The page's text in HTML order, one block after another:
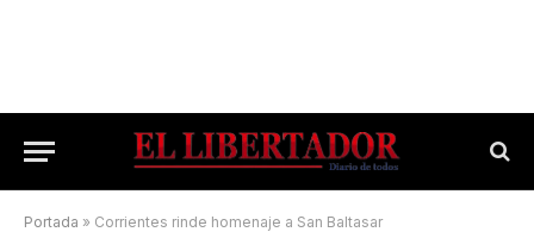
Portada » Corrientes rinde homenaje a San Baltasar